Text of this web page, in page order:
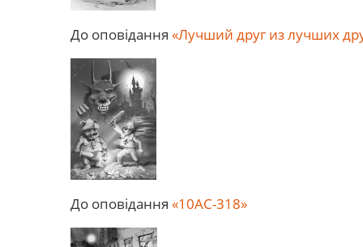
До оповідання «Лучший друг из лучших
До оповідання «10АС-318»